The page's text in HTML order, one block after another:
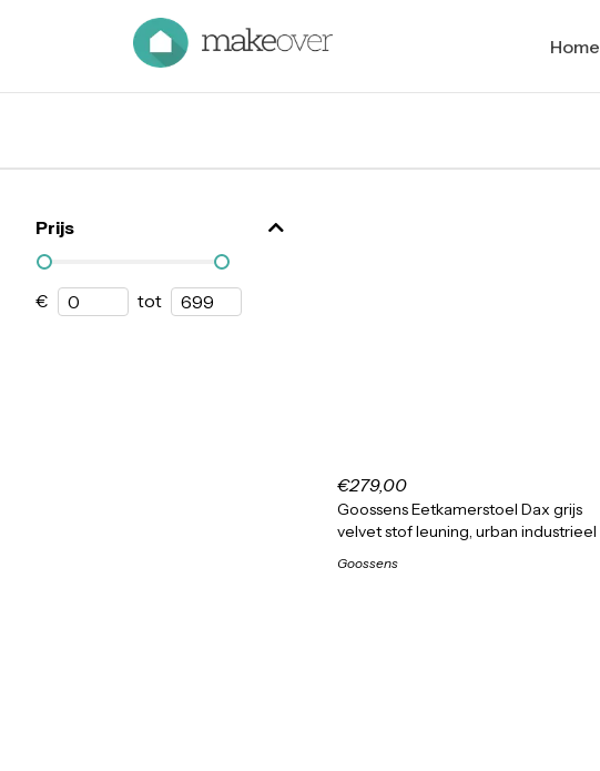
Home
Prijs
€ tot
€279,00
Goossens Eetkamerstoel Dax grijs
velvet stof leuning, urban industrieel
Goossens